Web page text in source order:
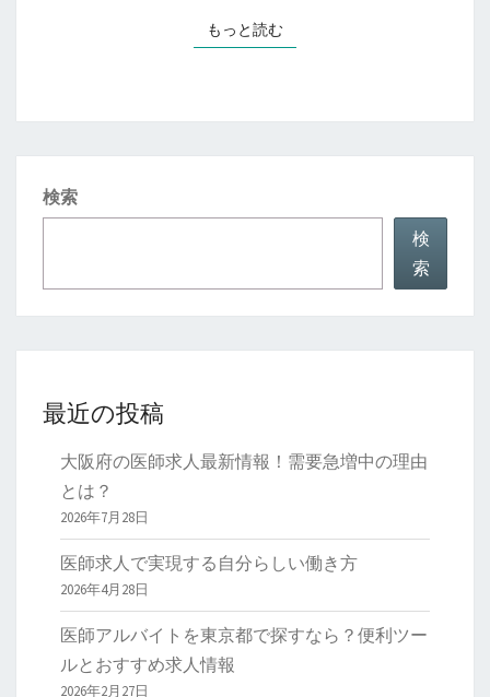
医
要
は
もっと読むもっと読む
検索
検
索
最近の投稿
大阪府の医師求人最新情報！需要急増中の理由
とは？
2026年7月28日
医師求人で実現する自分らしい働き方
2026年4月28日
医師アルバイトを東京都で探すなら？便利ツー
ルとおすすめ求人情報
2026年2月27日